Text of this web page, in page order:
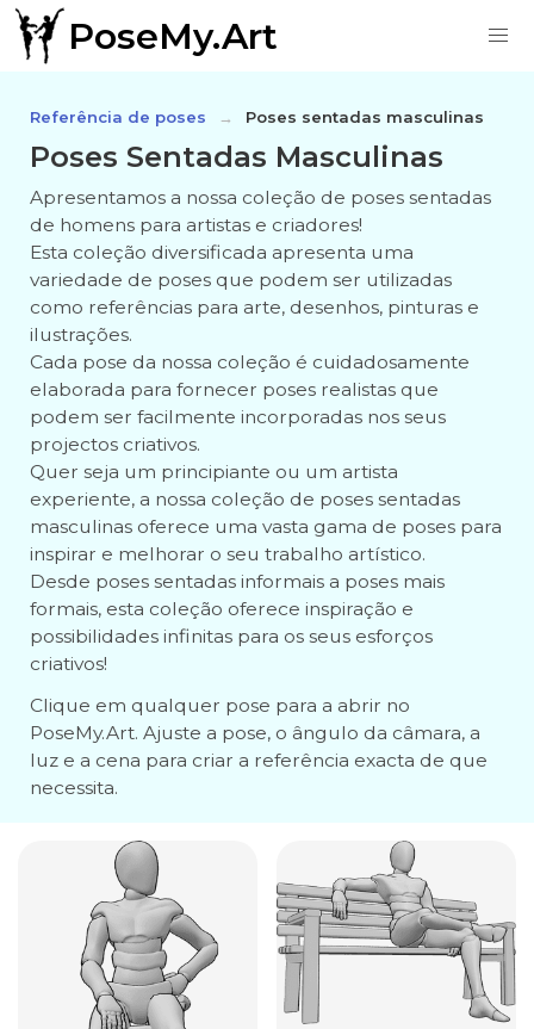
PoseMy.Art
Referência de poses Poses sentadas masculinas
Poses Sentadas Masculinas
Apresentamos a nossa coleção de poses sentadas
de homens para artistas e criadores!
Esta coleção diversificada apresenta uma
variedade de poses que podem ser utilizadas
como referências para arte, desenhos, pinturas e
ilustrações.
Cada pose da nossa coleção é cuidadosamente
elaborada para fornecer poses realistas que
podem ser facilmente incorporadas nos seus
projectos criativos.
Quer seja um principiante ou um artista
experiente, a nossa coleção de poses sentadas
masculinas oferece uma vasta gama de poses para
inspirar e melhorar o seu trabalho artístico.
Desde poses sentadas informais a poses mais
formais, esta coleção oferece inspiração e
possibilidades infinitas para os seus esforços
criativos!
Clique em qualquer pose para a abrir no
PoseMy.Art. Ajuste a pose, o ângulo da câmara, a
luz e a cena para criar a referência exacta de que
necessita.